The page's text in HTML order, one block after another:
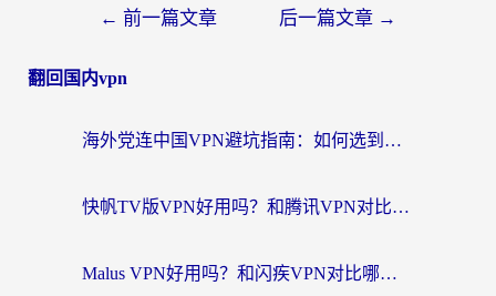
← 前一篇文章 后一篇文章 →
翻回国内vpn
海外党连中国VPN避坑指南：如何选到真正能无缝刷国内资源的加速器？
快帆TV版VPN好用吗？和腾讯VPN对比哪个回国效果更好？海外党必看的真实体验指南
Malus VPN好用吗？和闪疾VPN对比哪个回国效果更好？海外华人的实用避坑指南